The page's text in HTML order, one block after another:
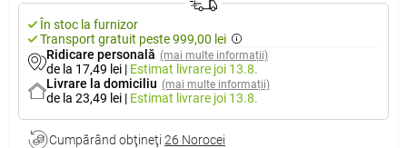
În stoc la furnizor
Transport gratuit peste 999,00 lei
Ridicare personală (mai multe informații)
de la 17,49 lei | Estimat livrare joi 13.8.
Livrare la domiciliu (mai multe informații)
de la 23,49 lei | Estimat livrare joi 13.8.
Cumpărând obţineţi 26 Norocei